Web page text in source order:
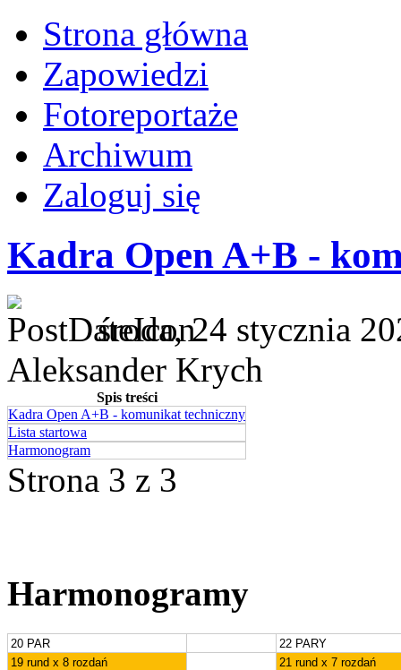
Strona główna
Zapowiedzi
Fotoreportaże
Archiwum
Zaloguj się
Kadra Open A+B -
środa, 24 stycznia
Aleksander Krych
Spis treści
Kadra Open A+B - komunikat techniczny
Lista startowa
Harmonogram
Strona 3 z 3
Harmonogramy
20 PAR
22 PARY
19 rund x 8 rozdań
21 rund x 7 rozdań